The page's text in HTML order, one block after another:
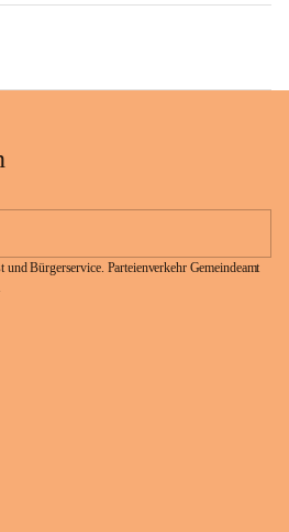
und Bürgerservice. Parteienverkehr Gemeindeamt